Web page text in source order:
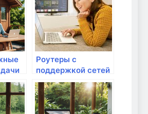
Роутеры с
поддержкой сетей
нового поколения:
5G или 6G?